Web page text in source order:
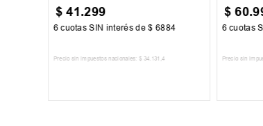
$ 41.299
6 cuotas SIN interés de$ 6884
Precio sin impuestos nacionales: $ 34. 131 ,4
$ 60.
6 cuotas
Precio sin